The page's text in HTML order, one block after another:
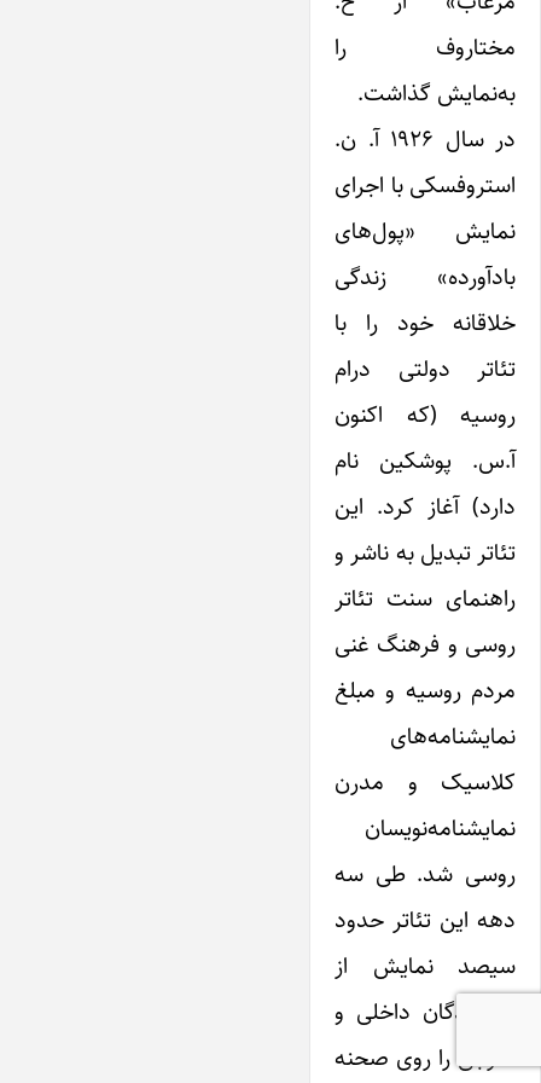
مختاروف را
به‌نمایش گذاشت.
در سال ۱۹۲۶ آ. ن.
استروفسکی با اجرای
نمایش «پول‌های
بادآورده» زندگی
خلاقانه خود را با
تئاتر دولتی درام
روسیه (که اکنون
آ.س. پوشکین نام
دارد) آغاز کرد. این
تئاتر تبدیل به ناشر و
راهنمای سنت تئاتر
روسی و فرهنگ غنی
مردم روسیه و مبلغ
نمایشنامه‌های
کلاسیک و مدرن
نمایشنامه‌نویسان
روسی شد. طی سه
دهه این تئاتر حدود
سیصد نمایش از
نویسندگان داخلی و
خارجی را روی صحنه